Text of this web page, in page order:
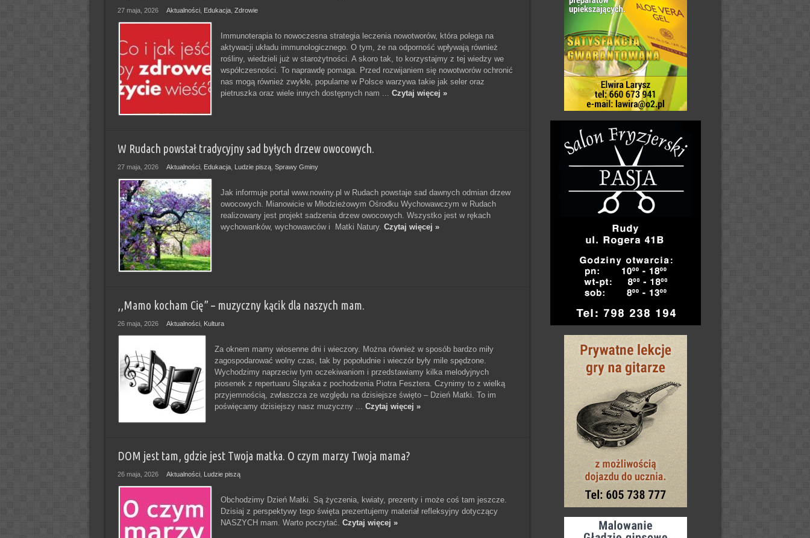
27 maja, 2026 Aktualności, Edukacja, Zdrowie
Immunoterapia to nowoczesna strategia leczenia nowotworów, która polega na
aktywacji układu immunologicznego. O tym, że na odporność wpływają również
rośliny, wiedzieli już w starożytności. A skoro tak, to korzystajmy z tej wiedzy we
współczesności. To naprawdę pomaga. Przed rozwijaniem się nowotworów ochronić
nas mogą również zwykłe, popularne w Polsce warzywa takie jak seler oraz
pietruszka oraz wiele innych dostępnych nam ... Czytaj więcej »
W Rudach powstał tradycyjny sad byłych drzew owocowych.
27 maja, 2026 Aktualności, Edukacja, Ludzie piszą, Sprawy Gminy
Jak informuje portal www.nowiny.pl w Rudach powstaje sad dawnych odmian drzew
owocowych. Mianowicie w Młodzieżowym Ośrodku Wychowawczym w Rudach
realizowany jest projekt sadzenia drzew owocowych. Wszystko jest w rękach
wychowanków, wychowawców i Matki Natury. Czytaj więcej »
,,Mamo kocham Cię” – muzyczny kącik dla naszych mam.
26 maja, 2026 Aktualności, Kultura
Za oknem mamy wiosenne dni i wieczory. Można również w sposób bardzo miły
zagospodarować wolny czas, tak by popołudnie i wieczór były mile spędzone.
Wychodzimy naprzeciw tym oczekiwaniom i przedstawiamy kilka melodyjnych
piosenek z repertuaru Ślązaka z pochodzenia Piotra Fesztera. Czynimy to z wielką
przyjemnością, zwłaszcza ze względu na dzisiejsze święto – Dzień Matki. To im
poświęcamy dzisiejszy nasz muzyczny ... Czytaj więcej »
DOM jest tam, gdzie jest Twoja matka. O czym marzy Twoja mama?
26 maja, 2026 Aktualności, Ludzie piszą
Obchodzimy Dzień Matki. Są życzenia, kwiaty, prezenty i może coś tam jeszcze.
Dzisiaj z perspektywy tego święta prezentujemy materiał refleksyjny dotyczący
NASZYCH mam. Warto poczytać. Czytaj więcej »